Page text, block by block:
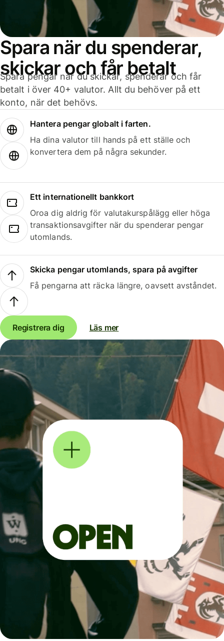
Spara när du spenderar,
skickar och får betalt
Spara pengar när du skickar, spenderar och får
betalt i över 40+ valutor. Allt du behöver på ett
konto, när det behövs.
Hantera pengar globalt i farten.
Ha dina valutor till hands på ett ställe och
konvertera dem på några sekunder.
Ett internationellt bankkort
Oroa dig aldrig för valutakurspålägg eller höga
transaktionsavgifter när du spenderar pengar
utomlands.
Skicka pengar utomlands, spara på avgifter
Få pengarna att räcka längre, oavsett avståndet.
Registrera dig Läs mer